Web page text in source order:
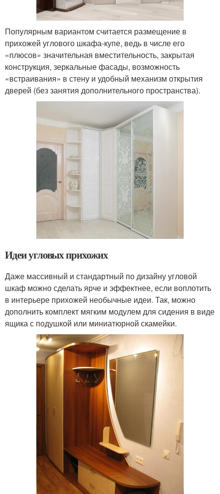
Популярным вариантом считается размещение в
прихожей углового шкафа-купе, ведь в числе его
«плюсов» значительная вместительность, закрытая
конструкция, зеркальные фасады, возможность
«встраивания» в стену и удобный механизм открытия
дверей (без занятия дополнительного пространства).
Идеи угловых прихожих
Даже массивный и стандартный по дизайну угловой
шкаф можно сделать ярче и эффектнее, если воплотить
в интерьере прихожей необычные идеи. Так, можно
дополнить комплект мягким модулем для сидения в виде
ящика с подушкой или миниатюрной скамейки.